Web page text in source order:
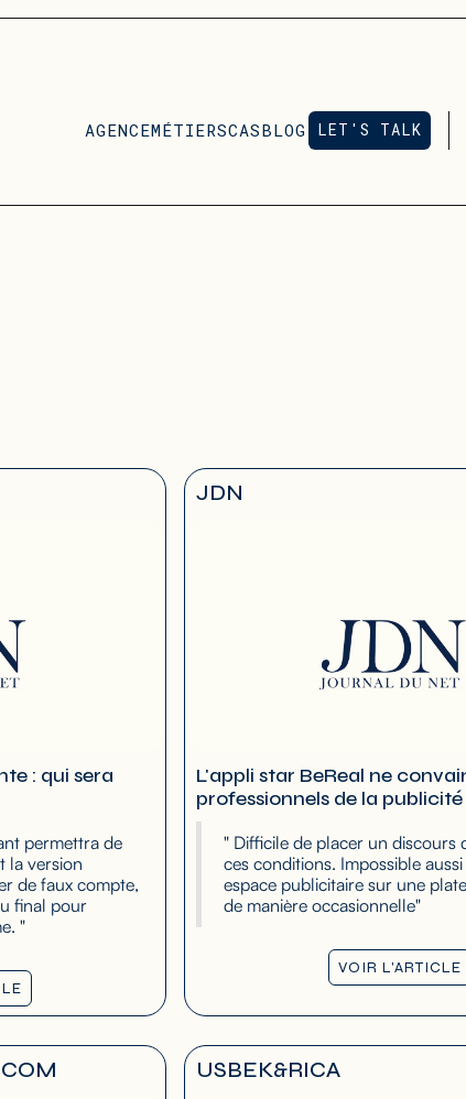
AGENCEMÉTIERSCASBLOG LET'S TALK
LET'S TALK
: qui sera
permettra de
la version
de faux compte,
final pour
"
JDN
L'appli star BeReal ne
professionnels de la publicité
" Difficile de placer un discours
ces conditions. Impossible
espace publicitaire sur une
de manière occasionnelle"
VOIR L'ARTICLE
USBEK&RICA